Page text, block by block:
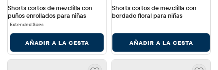
Shorts cortos de mezclilla con
puños enrollados para niñas
Extended Sizes
AÑADIR A LA CESTA
Shorts cortos de mezclilla con
bordado floral para niñas
AÑADIR A LA CESTA